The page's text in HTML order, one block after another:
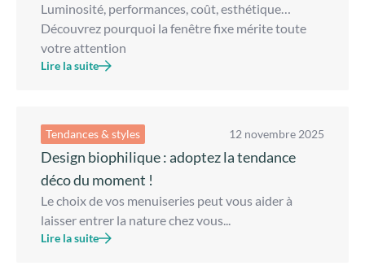
Luminosité, performances, coût, esthétique…
Découvrez pourquoi la fenêtre fixe mérite toute
votre attention
Lire la suite
Tendances & styles 12 novembre 2025
Design biophilique : adoptez la tendance
déco du moment !
Le choix de vos menuiseries peut vous aider à
laisser entrer la nature chez vous...
Lire la suite